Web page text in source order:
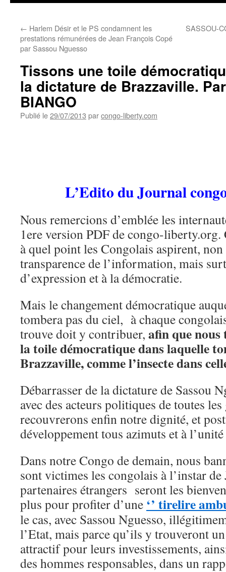
← Harlem Désir et le PS condamnent les
prestations rémunérées de Jean François Copé
par Sassou Nguesso
SASSOU-
Tissons une toile
la dictature de Brazzaville.
BIANGO
Publié le29/07/2013 parcongo-liberty.com
L’Edito du Journal
Nous remercions d’emblée les
1ere version PDF de congo-
à quel point les Congolais aspirent, non
transparence de l’information, mais
d’expression et à la démocratie.
Mais le changement démocratique
tombera pas du ciel, à chaque
trouve doit y contribuer, afin que nous
la toile démocratique dans laquelle
Brazzaville, comme l’insecte dans
Débarrasser de la dictature de Sassou
avec des acteurs politiques de toutes
recouvrerons enfin notre dignité, et
développement tous azimuts et à
Dans notre Congo de demain, nous
sont victimes les congolais à l’instar
partenaires étrangers seront les
plus pour profiter d’une ‘’ tirelire
le cas, avec Sassou Nguesso,
l’Etat, mais parce qu’ils y trouveront
attractif pour leurs investissements,
des hommes responsables, dans un